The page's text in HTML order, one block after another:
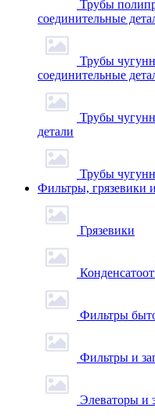
Трубы
соединительные
Трубы
соединительные
Трубы
детали
Трубы
Фильтры, грязевики
Грязевики
Фильтры
Фильтры и
Элеваторы и